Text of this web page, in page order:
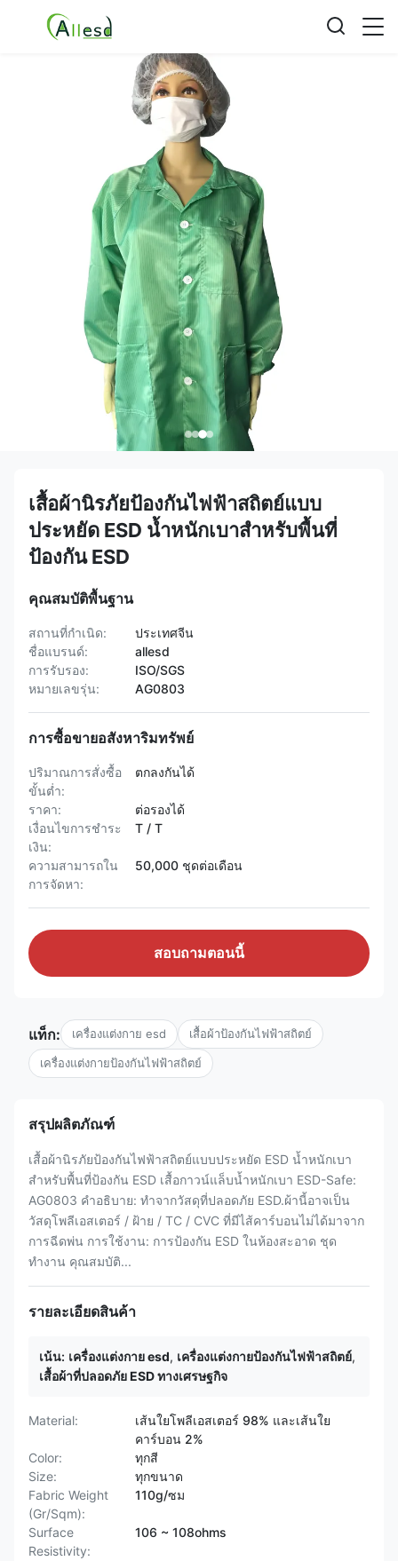
เสื้อผ้านิรภัยป้องกันไฟฟ้าสถิตย์แบบ
ประหยัด ESD น้ำหนักเบาสำหรับพื้นที่
ป้องกัน ESD
คุณสมบัติพื้นฐาน
สถานที่กำเนิด:
ประเทศจีน
ชื่อแบรนด์:
allesd
การรับรอง:
ISO/SGS
หมายเลขรุ่น:
AG0803
การซื้อขายอสังหาริมทรัพย์
ปริมาณการสั่งซื้อ
ขั้นต่ำ:
ตกลงกันได้
ราคา:
ต่อรองได้
เงื่อนไขการชำระ
เงิน:
T / T
ความสามารถใน
การจัดหา:
50,000 ชุดต่อเดือน
สอบถามตอนนี้
แท็ก: เครื่องแต่งกาย esd เสื้อผ้าป้องกันไฟฟ้าสถิตย์
เครื่องแต่งกายป้องกันไฟฟ้าสถิตย์
สรุปผลิตภัณฑ์
เสื้อผ้านิรภัยป้องกันไฟฟ้าสถิตย์แบบประหยัด ESD น้ำหนักเบา
สำหรับพื้นที่ป้องกัน ESD เสื้อกาวน์แล็บน้ำหนักเบา ESD-Safe:
AG0803 คำอธิบาย: ทำจากวัสดุที่ปลอดภัย ESD.ผ้านี้อาจเป็น
วัสดุโพลีเอสเตอร์ / ฝ้าย / TC / CVC ที่มีไส้คาร์บอนไม่ได้มาจาก
การฉีดพ่น การใช้งาน: การป้องกัน ESD ในห้องสะอาด ชุด
ทำงาน คุณสมบัติ...
รายละเอียดสินค้า
เน้น: เครื่องแต่งกาย esd, เครื่องแต่งกายป้องกันไฟฟ้าสถิตย์,
เสื้อผ้าที่ปลอดภัย ESD ทางเศรษฐกิจ
Material:
เส้นใยโพลีเอสเตอร์ 98% และเส้นใย
คาร์บอน 2%
Color:
ทุกสี
Size:
ทุกขนาด
Fabric Weight
(Gr/Sqm):
110g/ซม
Surface
Resistivity:
106 ~ 108ohms